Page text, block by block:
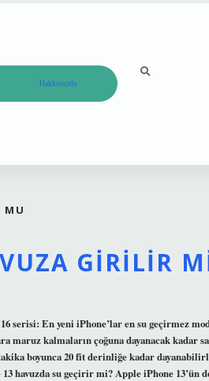
Hakkımızda
MU
GIRILIR
serisi: En yeni iPhone’lar en su geçirmez
kalmaların çoğuna dayanacak kadar
boyunca 20 fit derinliğe kadar
havuzda su geçirir mi? Apple iPhone 13’ün